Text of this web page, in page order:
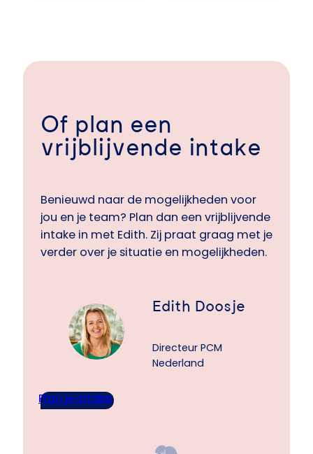
Of plan een
vrijblijvende intake
Benieuwd naar de mogelijkheden voor
jou en je team? Plan dan een vrijblijvende
intake in met Edith. Zij praat graag met je
verder over je situatie en mogelijkheden.
Edith Doosje
Directeur PCM
Nederland
Plan je intake